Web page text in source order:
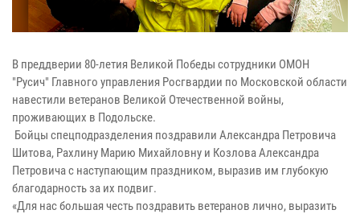
В преддверии 80-летия Великой Победы сотрудники ОМОН
"Русич" Главного управления Росгвардии по Московской области
навестили ветеранов Великой Отечественной войны,
проживающих в Подольске.
Бойцы спецподразделения поздравили Александра Петровича
Шитова, Рахлину Марию Михайловну и Козлова Александра
Петровича с наступающим праздником, выразив им глубокую
благодарность за их подвиг.
«Для нас большая честь поздравить ветеранов лично, выразить